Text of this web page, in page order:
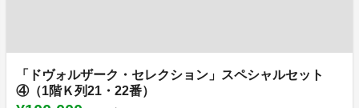
「ドヴォルザーク・セレクション」スペシャルセット
④（1階Ｋ列21・22番）